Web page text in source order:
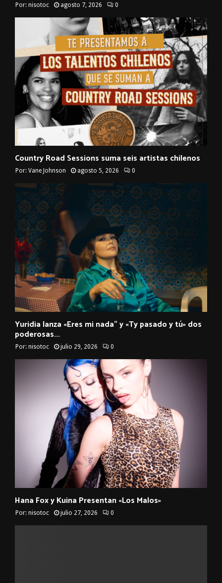
Por: nisotoc agosto 7, 2026 0
Country Road Sessions suma seis artistas chilenos
Por: Vane Johnson agosto 5, 2026 0
Yuridia lanza «Eres mi nada” y «Ty pasado y tú» dos
poderosas...
Por: nisotoc julio 29, 2026 0
Hana Fox y Kuina Presentan «Los Malos»
Por: nisotoc julio 27, 2026 0